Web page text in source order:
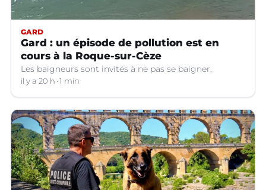
GARD
Gard : un épisode de pollution est en
cours à la Roque-sur-Cèze
Les baigneurs sont invités à ne pas se baigner.
il y a 20 h 1 min